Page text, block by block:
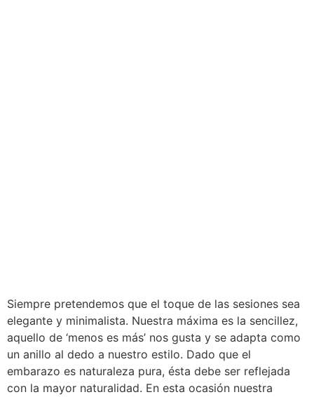
Siempre pretendemos que el toque de las sesiones sea
elegante y minimalista. Nuestra máxima es la sencillez,
aquello de ‘menos es más’ nos gusta y se adapta como
un anillo al dedo a nuestro estilo. Dado que el
embarazo es naturaleza pura, ésta debe ser reflejada
con la mayor naturalidad. En esta ocasión nuestra